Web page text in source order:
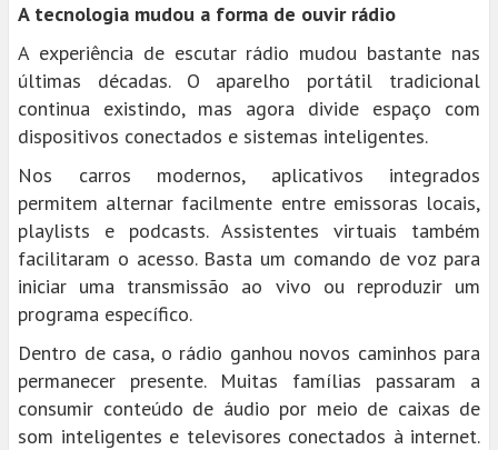
A tecnologia mudou a forma de ouvir rádio
A experiência de escutar rádio mudou bastante nas
últimas décadas. O aparelho portátil tradicional
continua existindo, mas agora divide espaço com
dispositivos conectados e sistemas inteligentes.
Nos carros modernos, aplicativos integrados
permitem alternar facilmente entre emissoras locais,
playlists e podcasts. Assistentes virtuais também
facilitaram o acesso. Basta um comando de voz para
iniciar uma transmissão ao vivo ou reproduzir um
programa específico.
Dentro de casa, o rádio ganhou novos caminhos para
permanecer presente. Muitas famílias passaram a
consumir conteúdo de áudio por meio de caixas de
som inteligentes e televisores conectados à internet.